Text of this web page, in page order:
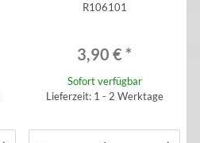
R106101
3,90 € *
Sofort verfügbar
Lieferzeit: 1 - 2 Werktage